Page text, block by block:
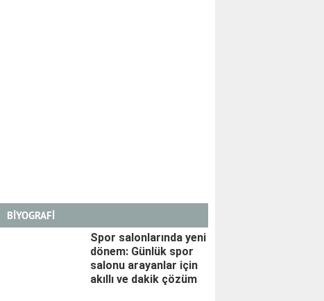
BİYOGRAFİ
Spor salonlarında yeni
dönem: Günlük spor
salonu arayanlar için
akıllı ve dakik çözüm